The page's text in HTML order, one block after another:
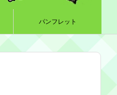
パンフレット